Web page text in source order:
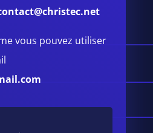
vous pouvez utiliser